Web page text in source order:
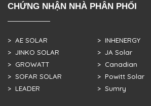
CHỨNG NHẬN NHÀ PHÂN PHỐI
> AE SOLAR
> JINKO SOLAR
> GROWATT
> SOFAR SOLAR
> LEADER
> INHENERGY
> JA Solar
> Canadian
> Powitt Solar
> Sumry